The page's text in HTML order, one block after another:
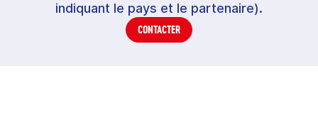
indiquant le pays et le partenaire).
CONTACTER